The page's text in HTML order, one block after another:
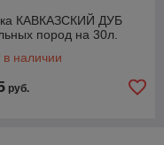
КАВКАЗСКИЙ ДУБ
пород на 30л.
в наличии
руб.